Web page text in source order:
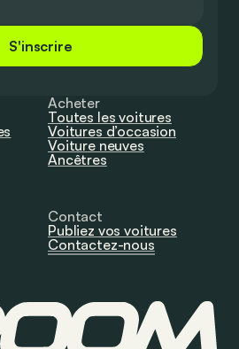
S'inscrire
Acheter
Toutes les voitures
Voitures d’occasion
Voiture neuves
Ancêtres
Contact
Publiez vos voitures
Contactez-nous